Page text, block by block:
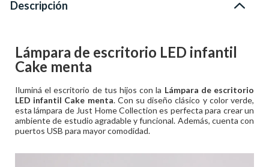
Descripción
Lámpara de escritorio LED infantil
Cake menta
Iluminá el escritorio de tus hijos con la Lámpara de escritorio
LED infantil Cake menta. Con su diseño clásico y color verde,
esta lámpara de Just Home Collection es perfecta para crear un
ambiente de estudio agradable y funcional. Además, cuenta con
puertos USB para mayor comodidad.